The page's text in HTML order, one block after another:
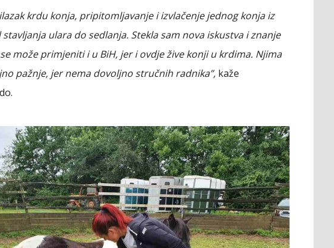
krdu konja, pripitomljavanje i izvlačenje jednog konja iz
ulara do sedlanja. Stekla sam nova iskustva i znanje
može primjeniti i u BiH, jer i ovdje žive konji u krdima. Njima
pažnje, jer nema dovoljno stručnih radnika”, kaže